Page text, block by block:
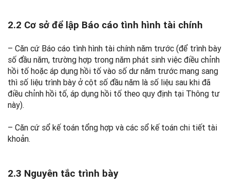
2.2 Cơ sở để lập Báo cáo tình hình tài chính
– Căn cứ Báo cáo tình hình tài chính năm trước (để trình bày
số đầu năm, trường hợp trong năm phát sinh việc điều chỉnh
hồi tố hoặc áp dụng hồi tố vào số dư năm trước mang sang
thì số liệu trình bày ở cột số đầu năm là số liệu sau khi đã
điều chỉnh hồi tố, áp dụng hồi tố theo quy định tại Thông tư
này).
– Căn cứ sổ kế toán tổng hợp và các sổ kế toán chi tiết tài
khoản.
2.3 Nguyên tắc trình bày